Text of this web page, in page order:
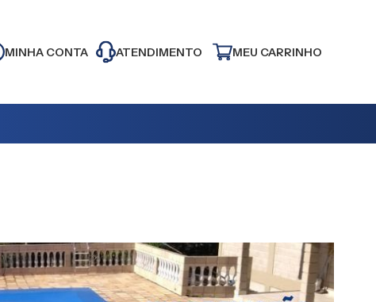
MINHA CONTA ATENDIMENTO MEU CARRINHO